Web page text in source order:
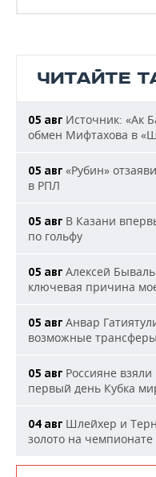
ЧИТАЙТЕ
05 авг Источник: «Ак
обмен Мифтахова в
05 авг «Рубин»
в РПЛ
05 авг В Казани
по гольфу
05 авг Алексей
ключевая причина
05 авг Анвар
возможные
05 авг Россияне
первый день Кубка
04 авг Шлейхер и
золото на